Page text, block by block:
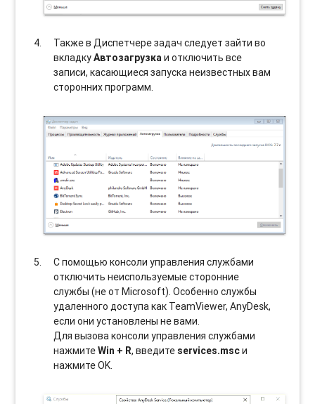
Также в Диспетчере задач следует зайти во
вкладкуАвтозагрузкаи отключить все
записи, касающиеся запуска неизвестных вам
сторонних программ.
С помощью консоли управления службами
отключить неиспользуемые сторонние
службы (не от Microsoft). Особенно службы
удаленного доступа как TeamViewer, AnyDesk,
если они установлены не вами.
Для вызова консоли управления службами
нажмитеWin + R, введите services.mscи
нажмите OK.